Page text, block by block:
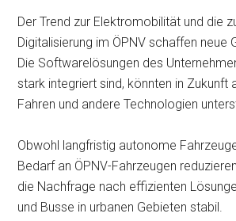
Der Trend zur Elektromobilität und die
Digitalisierung im ÖPNV schaffen neue
Die Softwarelösungen des
stark integriert sind, könnten in Zukunft
Fahren und andere Technologien
Obwohl langfristig autonome
Bedarf an ÖPNV-Fahrzeugen
die Nachfrage nach effizienten
und Busse in urbanen Gebieten stabil.